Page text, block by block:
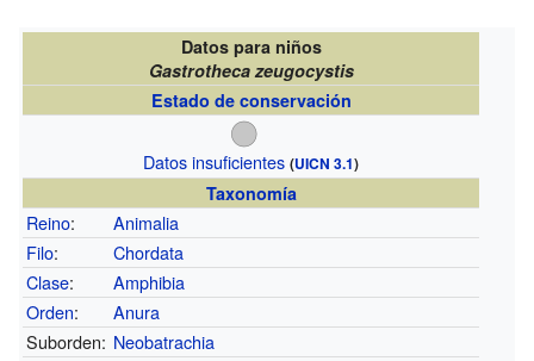
Datos para niños
Gastrotheca zeugocystis
Estado de conservación
Datos insuficientes (UICN 3.1)
Taxonomía
Reino:
Animalia
Filo:
Chordata
Clase:
Amphibia
Orden:
Anura
Suborden: Neobatrachia